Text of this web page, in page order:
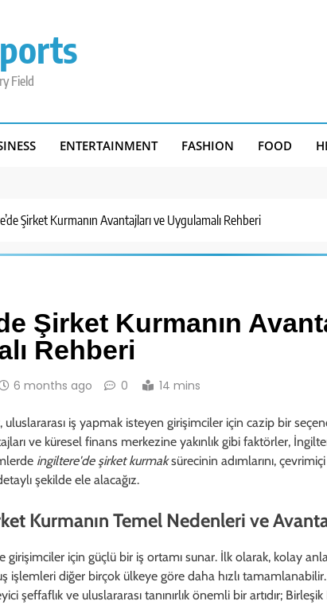
Field
ENTERTAINMENT FASHION FOOD
Şirket Kurmanın Avantajları ve Uygulamalı Rehberi
Şirket Kurmanın
Rehberi
6 months ago 0 14 mins
uluslararası iş yapmak isteyen girişimciler için cazip bir
ve küresel finans merkezine yakınlık gibi faktörler,
ingiltere'de şirket kurmaksürecinin adımlarını,
şekilde ele alacağız.
Kurmanın Temel Nedenleri ve
girişimciler için güçlü bir iş ortamı sunar. İlk olarak, kolay
işlemleri diğer birçok ülkeye göre daha hızlı tamamlanabilir.
şeffaflık ve uluslararası tanınırlık önemli bir artıdır;